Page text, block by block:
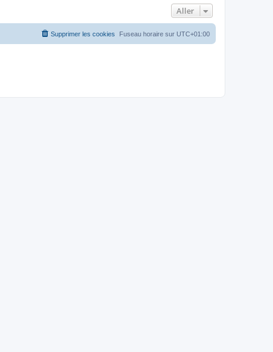
Aller
Fuseau horaire sur UTC+01:00
Supprimer les cookies